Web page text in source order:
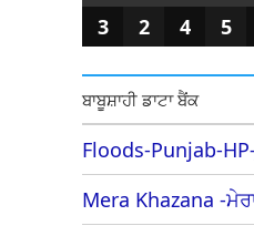
3 2 4 5
ਬਾਬੂਸ਼ਾਹੀ ਡਾਟਾ ਬੈਂਕ
Floods-Punjab-
Mera Khazana -